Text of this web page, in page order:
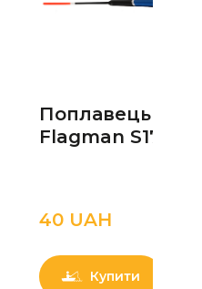
Поплавець
Flagman S17 4 г.
40 UAН
Купити